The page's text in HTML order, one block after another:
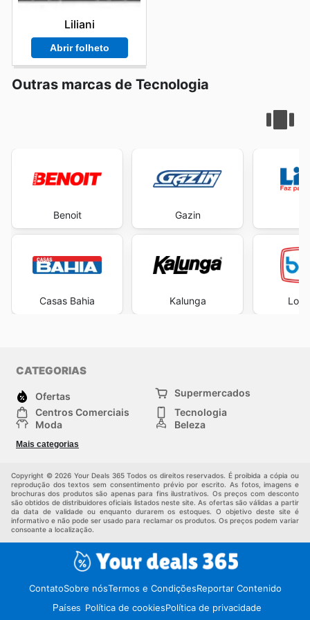
Liliani
Abrir folheto
Outras marcas de Tecnologia
Benoit
Casas Bahia
Gazin
Kalunga
CATEGORIAS
Ofertas
Supermercados
Centros Comerciais
Tecnologia
Moda
Beleza
Construção e jardinagem
Mais categorias
Copyright © 2026 Your Deals 365 Todos os direitos reservados. É proibida a cópia ou
reprodução dos textos sem consentimento prévio por escrito. As fotos, imagens e
brochuras dos produtos são apenas para fins ilustrativos. Os preços com desconto
são obtidos de distribuidores oficiais listados neste site. As ofertas são válidas a partir
da data de validade ou enquanto durarem os estoques. O objetivo deste site é
informativo e não pode ser usado para reclamar os produtos. Os preços podem variar
consoante a localização.
ContatoSobre nósTermos e CondiçõesReportar Contenido
Países Política de cookiesPolítica de privacidade